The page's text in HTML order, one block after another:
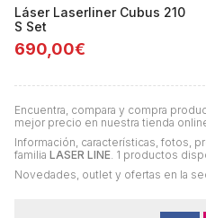
Encuentra, compara y compra
mejor precio en nuestra tienda
Información, características, fotos,
familia LASER LINE. 1 productos
Novedades, outlet y ofertas en la
Láser Laserliner Cubus 210
S Set
690,00€